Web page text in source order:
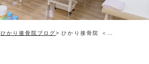
ひかり接骨院ブログ ひかり接骨院 ＜アクセスのご案内＞